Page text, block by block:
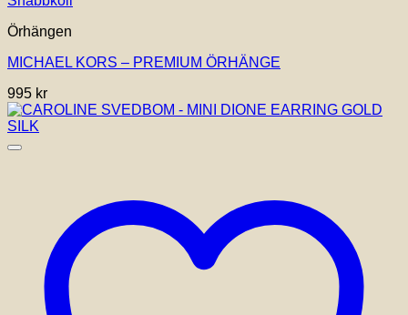
Örhängen
MICHAEL KORS – PREMIUM ÖRHÄNGE
995 kr